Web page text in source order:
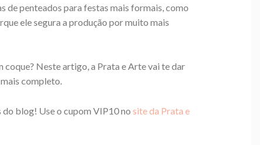
de penteados para festas mais formais, como
ele segura a produção por muito mais
Neste artigo, a Prata e Arte vai te dar
completo.
blog! Use o cupom VIP10 nosite da Prata e